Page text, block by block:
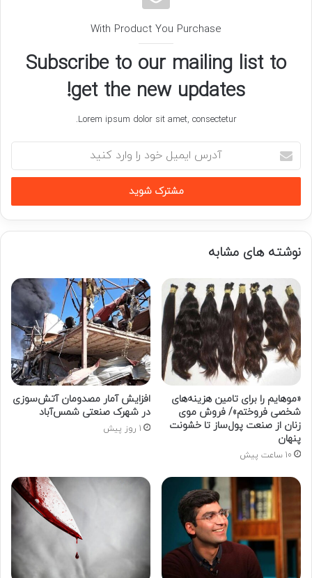
With Product You Purchase
Subscribe to our mailing list to
get the new updates!
Lorem ipsum dolor sit amet, consectetur.
آدرس
ایمیل
خود
وارد
کنید
نوشته های مشابه
«موهایم را برای تامین هزینه‌های
شخصی فروختم»/ فروش موی
زنان از صنعت پول‌ساز تا خشونت
پنهان
10 ساعت پیش
افزایش آمار مصدومان آتش‌سوزی
در شهرک صنعتی شمس‌آباد
1 روز پیش